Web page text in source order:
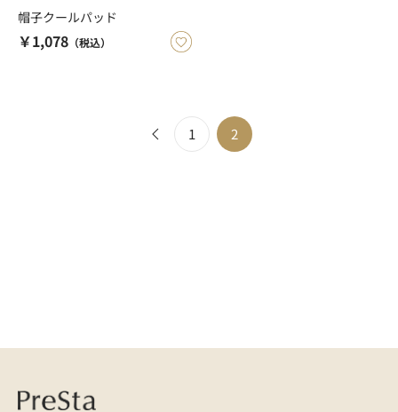
帽子クールパッド
￥1,078 （税込）
1 2